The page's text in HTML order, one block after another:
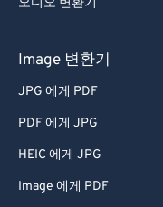
오디오 변환기
Image 변환기
JPG 에게 PDF
PDF 에게 JPG
HEIC 에게 JPG
Image 에게 PDF